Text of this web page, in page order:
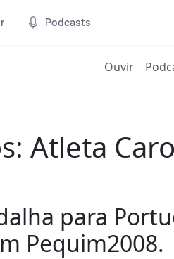
Podcasts
Ouvir
Atleta
para
Pequim2008.